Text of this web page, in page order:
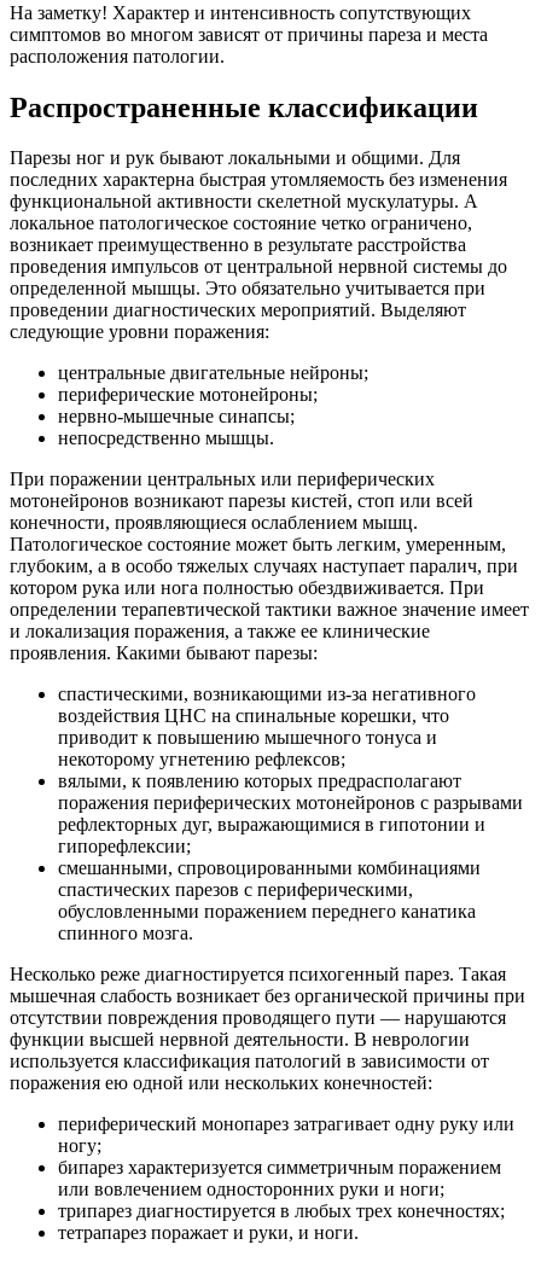
На заметку! Характер и интенсивность сопутствующих
симптомов во многом зависят от причины пареза и места
расположения патологии.
Распространенные классификации
Парезы ног и рук бывают локальными и общими. Для
последних характерна быстрая утомляемость без изменения
функциональной активности скелетной мускулатуры. А
локальное патологическое состояние четко ограничено,
возникает преимущественно в результате расстройства
проведения импульсов от центральной нервной системы до
определенной мышцы. Это обязательно учитывается при
проведении диагностических мероприятий. Выделяют
следующие уровни поражения:
центральные двигательные нейроны;
периферические мотонейроны;
нервно-мышечные синапсы;
непосредственно мышцы.
При поражении центральных или периферических
мотонейронов возникают парезы кистей, стоп или всей
конечности, проявляющиеся ослаблением мышц.
Патологическое состояние может быть легким, умеренным,
глубоким, а в особо тяжелых случаях наступает паралич, при
котором рука или нога полностью обездвиживается. При
определении терапевтической тактики важное значение имеет
и локализация поражения, а также ее клинические
проявления. Какими бывают парезы:
спастическими, возникающими из-за негативного
воздействия ЦНС на спинальные корешки, что
приводит к повышению мышечного тонуса и
некоторому угнетению рефлексов;
вялыми, к появлению которых предрасполагают
поражения периферических мотонейронов с разрывами
рефлекторных дуг, выражающимися в гипотонии и
гипорефлексии;
смешанными, спровоцированными комбинациями
спастических парезов с периферическими,
обусловленными поражением переднего канатика
спинного мозга.
Несколько реже диагностируется психогенный парез. Такая
мышечная слабость возникает без органической причины при
отсутствии повреждения проводящего пути — нарушаются
функции высшей нервной деятельности. В неврологии
используется классификация патологий в зависимости от
поражения ею одной или нескольких конечностей:
периферический монопарез затрагивает одну руку или
ногу;
бипарез характеризуется симметричным поражением
или вовлечением односторонних руки и ноги;
трипарез диагностируется в любых трех конечностях;
тетрапарез поражает и руки, и ноги.